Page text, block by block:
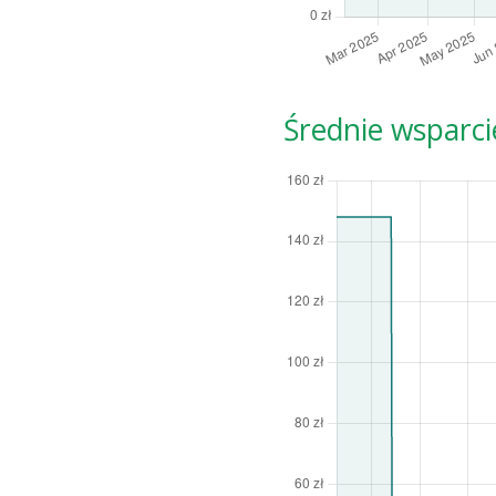
Średnie